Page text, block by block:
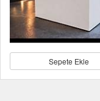
Sepete Ekle